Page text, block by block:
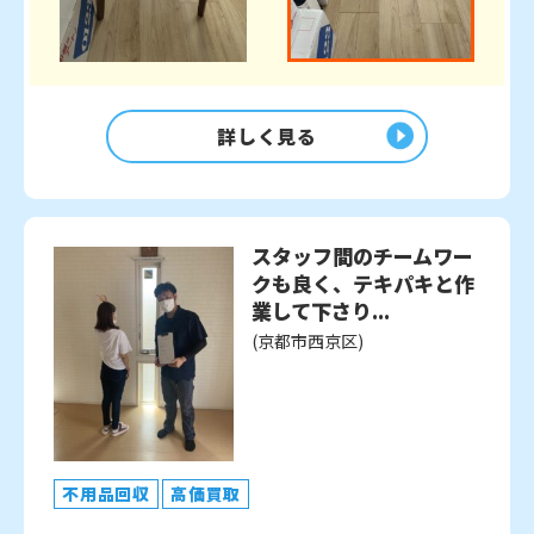
詳しく見る
スタッフ間のチームワー
クも良く、テキパキと作
業して下さり...
(京都市西京区)
不用品回収 高価買取